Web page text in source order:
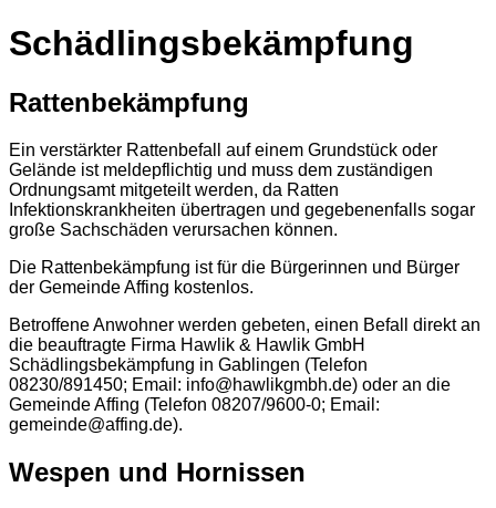
Schädlingsbekämpfung
Rattenbekämpfung
Ein verstärkter Rattenbefall auf einem Grundstück oder
Gelände ist meldepflichtig und muss dem zuständigen
Ordnungsamt mitgeteilt werden, da Ratten
Infektionskrankheiten übertragen und gegebenenfalls sogar
große Sachschäden verursachen können.
Die Rattenbekämpfung ist für die Bürgerinnen und Bürger
der Gemeinde Affing kostenlos.
Betroffene Anwohner werden gebeten, einen Befall direkt an
die beauftragte Firma Hawlik & Hawlik GmbH
Schädlingsbekämpfung in Gablingen (Telefon
08230/891450; Email: info@hawlikgmbh.de) oder an die
Gemeinde Affing (Telefon 08207/9600-0; Email:
gemeinde@affing.de).
Wespen und Hornissen